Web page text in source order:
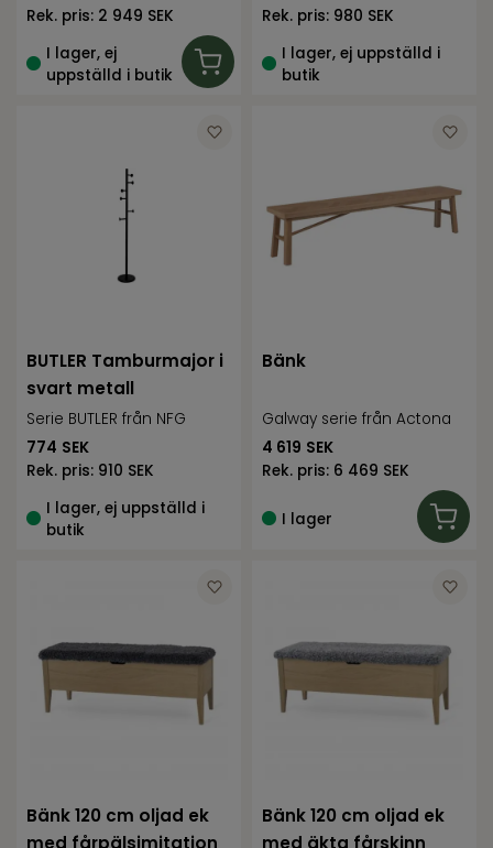
Rek. pris: 2 949 SEK
I lager, ej
uppställd i butik
Rek. pris: 980 SEK
I lager, ej uppställd i
butik
BUTLER Tamburmajor i
svart metall
Serie BUTLER från NFG
774 SEK
Rek. pris: 910 SEK
I lager, ej uppställd i
butik
Bänk
Galway serie från Actona
4 619 SEK
Rek. pris: 6 469 SEK
I lager
Bänk 120 cm oljad ek
med fårpälsimitation
Bänk 120 cm oljad ek
med äkta fårskinn